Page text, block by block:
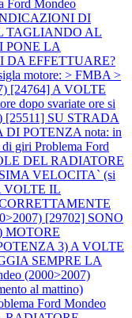
Ford Mondeo
DI
TAGLIANDO AL
PONE LA
DA EFFETTUARE?
motore: > FMBA >
[24764] A VOLTE
dopo svariate ore si
[25511] SU STRADA
POTENZA nota: in
di giri Problema Ford
DEL RADIATORE
VELOCITA` (si
VOLTE IL
[29702] SONO
MOTORE
3) A VOLTE
SEMPRE LA
(2000>2007)
al mattino)
Ford Mondeo